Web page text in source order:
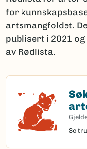
for
artsmangfoldet.
publisert i 2021
av Rødlista.
Se
Søk i